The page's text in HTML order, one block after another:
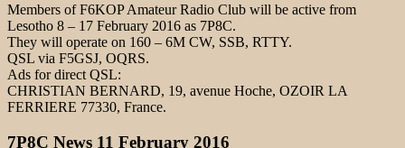
Members of F6KOP Amateur Radio Club will be active from
Lesotho 8 – 17 February 2016 as 7P8C.
They will operate on 160 – 6M CW, SSB, RTTY.
QSL via F5GSJ, OQRS.
Ads for direct QSL:
CHRISTIAN BERNARD, 19, avenue Hoche, OZOIR LA
FERRIERE 77330, France.
7P8C News 11 February 2016